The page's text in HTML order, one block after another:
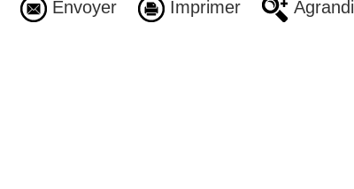
Envoyer Imprimer